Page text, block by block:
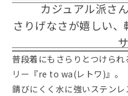
カジュアル派さ
さりげなさが嬉しい
普段着にもさらりとつけら
リー『re to wa(レトワ)』。
錆びにくく水に強いステン